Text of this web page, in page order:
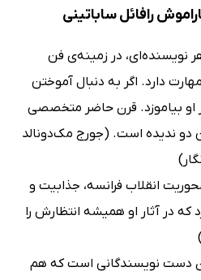
رافائل ساباتینی
نویسنده‌ای، در زمینه‌ی فن
دارد. اگر به دنبال آموختن
او بیاموزد. قرن حاضر متخصصی
دو ندیده است. (جورج مک‌دونالد
انقلاب فرانسه، جذابیت و
در آثار او همیشه انتظارش را
آن دست نویسندگانی است که هم